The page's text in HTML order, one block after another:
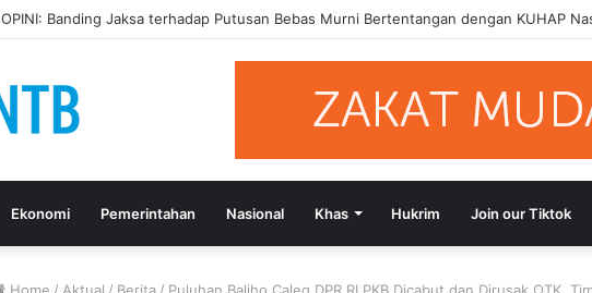
Kuasa Hukum Apresiasi Putusan Bebas Tiga Terdakwa Kasus Gratifikasi DPRD NTB,
Ekonomi Pemerintahan Nasional Khas Hukrim Join our Tiktok